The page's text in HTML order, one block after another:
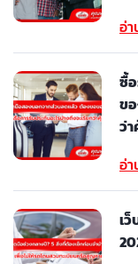
อ่
ซื้
ข
ว่
อ่
เ